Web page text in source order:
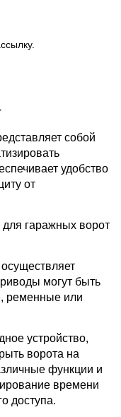
собой
удобство
от
гаражных ворот
могут быть
ременные или
устройство,
ворота на
функции и
времени
доступа.